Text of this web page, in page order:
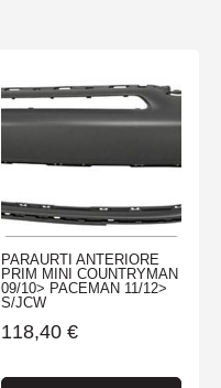
PARAURTI ANTERIORE
PRIM MINI COUNTRYMAN
09/10> PACEMAN 11/12>
S/JCW
118,40 €